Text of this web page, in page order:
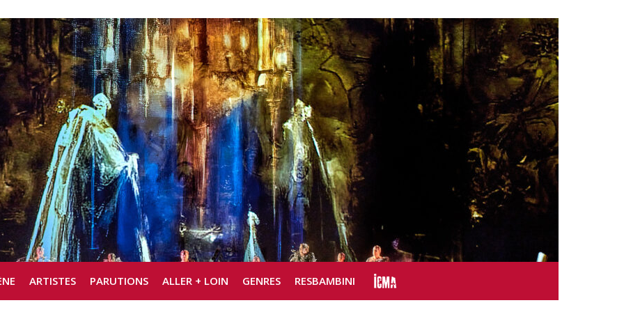
ARTISTES PARUTIONS ALLER + LOIN GENRES RESBAMBINI